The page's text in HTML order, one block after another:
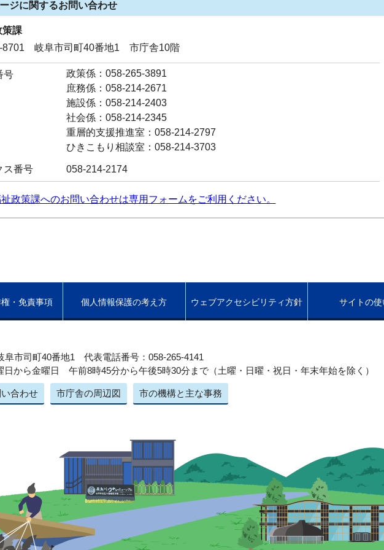
ジに関するお問い合わせ
策課
8701 岐阜市司町40番地1 市庁舎10階
号
政策係：058-265-3891
庶務係：058-214-2671
施設係：058-214-2403
社会係：058-214-2345
重層的支援推進室：058-214-2797
ひきこもり相談室：058-214-3703
ス番号 058-214-2174
政策課へのお問い合わせは専用フォームをご利用ください。
・免責事項 個人情報保護の考え方 ウェブアクセシビリティ方針 サイトの使
阜市司町40番地1 代表電話番号：058-265-4141
日から金曜日 午前8時45分から午後5時30分まで（土曜・日曜・祝日・年末年始を除く）
合わせ 市庁舎の周辺図 市の機構と主な事務